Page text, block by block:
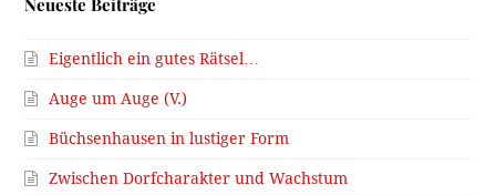
Neueste Beiträge
Eigentlich ein gutes Rätsel…
Auge um Auge (V.)
Büchsenhausen in lustiger Form
Zwischen Dorfcharakter und Wachstum